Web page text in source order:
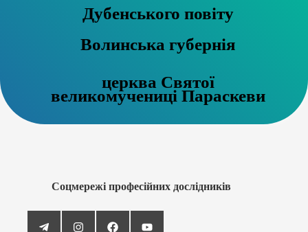
Дубенського повіту
Волинська губернія
церква Святої
великомучениці Параскеви
Соцмережі професійних дослідників